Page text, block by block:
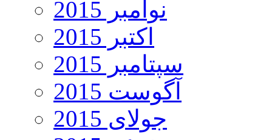
نوامبر 2015
اکتبر 2015
سپتامبر 2015
آگوست 2015
جولای 2015